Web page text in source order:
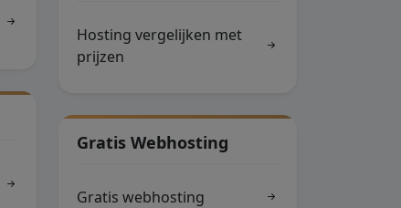
Hosting vergelijken met
prijzen
Gratis Webhosting
Gratis webhosting